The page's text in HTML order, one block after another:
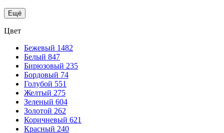
Ещё
Цвет
Бежевый 1482
Белый 847
Бирюзовый 235
Бордовый 74
Голубой 551
Желтый 275
Зеленый 604
Золотой 262
Коричневый 621
Красный 240